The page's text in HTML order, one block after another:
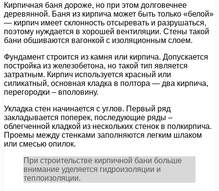
Кирпичная баня дороже, но при этом долговечнее
деревянной. Баня из кирпича может быть только «белой»
— кирпич имеет склонность отсыревать и разрушаться,
поэтому нуждается в хорошей вентиляции. Стены такой
бани обшиваются вагонкой с изоляционным слоем.
Фундамент строится из камня или кирпича. Допускается
постройка из железобетона, но такой тип является
затратным. Кирпич используется красный или
силикатный, основная кладка в полтора — два кирпича,
перегородки – вполовину.
Укладка стен начинается с углов. Первый ряд
закладывается поперек, последующие ряды –
облегченной кладкой из нескольких стенок в полкирпича.
Проемы между стенками заполняются легким шлаком
или смесью опилок.
При строительстве кирпичной бани больше
внимание уделяется гидроизоляции и
теплоизоляции.